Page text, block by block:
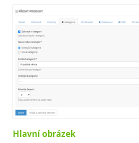
Hlavní obrázek